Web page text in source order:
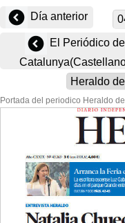
Día anterior
El Periódico de
Portada del periodico Heraldo